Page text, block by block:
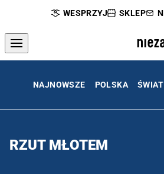
WESPRZYJ SKLEP
NAJNOWSZE POLSKA ŚWIAT
RZUT MŁOTEM